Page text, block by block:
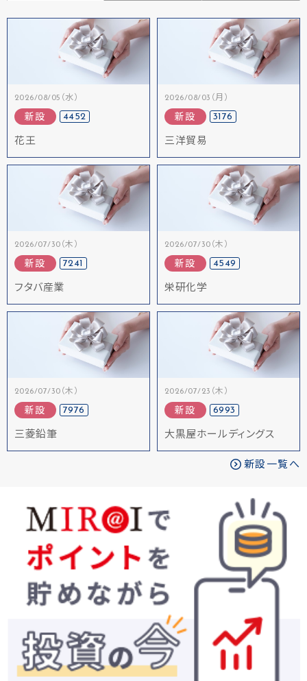
2026/08/05（水）
新設 4452
花王
2026/08/03（月）
新設 3176
三洋貿易
2026/07/30（木）
新設 7241
フタバ産業
2026/07/30（木）
新設 4549
栄研化学
2026/07/30（木）
新設 7976
三菱鉛筆
2026/07/23（木）
新設 6993
大黒屋ホールディングス
新設一覧へ